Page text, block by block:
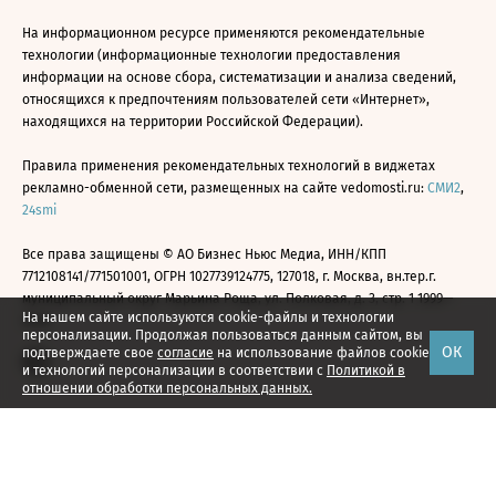
На нашем сайте используются cookie-файлы и технологии
персонализации. Продолжая пользоваться данным сайтом, вы
подтверждаете свое согласие на использование файлов cookie
и технологий персонализации в соответствии с Политикой в
отношении обработки персональных данных.
ОК
На информационном ресурсе применяются рекомендательные
технологии (информационные технологии предоставления
информации на основе сбора, систематизации и анализа сведений,
относящихся к предпочтениям пользователей сети «Интернет»,
находящихся на территории Российской Федерации).
Правила применения рекомендательных технологий в виджетах
рекламно-обменной сети, размещенных на сайте vedomosti.ru: СМИ2,
24smi
Все права защищены © АО Бизнес Ньюс Медиа, ИНН/КПП
7712108141/771501001, ОГРН 1027739124775, 127018, г. Москва, вн.тер.г.
муниципальный округ Марьина Роща, ул. Полковая, д. 3, стр. 1 1999—
2026